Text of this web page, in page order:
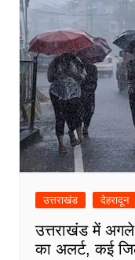
उत्तराखंड देहरादून
उत्तराखंड में अगले
का अलर्ट, कई